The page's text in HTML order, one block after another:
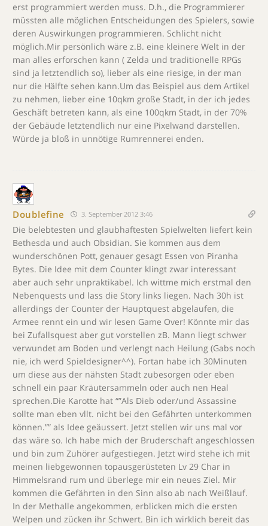
erst programmiert werden muss. D.h., die Programmierer
müssten alle möglichen Entscheidungen des Spielers, sowie
deren Auswirkungen programmieren. Schlicht nicht
möglich.Mir persönlich wäre z.B. eine kleinere Welt in der
man alles erforschen kann ( Zelda und traditionelle RPGs
sind ja letztendlich so), lieber als eine riesige, in der man
nur die Hälfte sehen kann.Um das Beispiel aus dem Artikel
zu nehmen, lieber eine 10qkm große Stadt, in der ich jedes
Geschäft betreten kann, als eine 100qkm Stadt, in der 70%
der Gebäude letztendlich nur eine Pixelwand darstellen.
Würde ja bloß in unnötige Rumrennerei enden.
Doublefine 3. September 2012 3:46
Die belebtesten und glaubhaftesten Spielwelten liefert kein
Bethesda und auch Obsidian. Sie kommen aus dem
wunderschönen Pott, genauer gesagt Essen von Piranha
Bytes. Die Idee mit dem Counter klingt zwar interessant
aber auch sehr unpraktikabel. Ich wittme mich erstmal den
Nebenquests und lass die Story links liegen. Nach 30h ist
allerdings der Counter der Hauptquest abgelaufen, die
Armee rennt ein und wir lesen Game Over! Könnte mir das
bei Zufallsquest aber gut vorstellen zB. Mann liegt schwer
verwundet am Boden und verlengt nach Heilung (Gabs noch
nie, ich werd Spieldesigner^^). Fortan habe ich 30Minuten
um diese aus der nähsten Stadt zubesorgen oder eben
schnell ein paar Kräutersammeln oder auch nen Heal
sprechen.Die Karotte hat “”Als Dieb oder/und Assassine
sollte man eben vllt. nicht bei den Gefährten unterkommen
können.”” als Idee geäussert. Jetzt stellen wir uns mal vor
das wäre so. Ich habe mich der Bruderschaft angeschlossen
und bin zum Zuhörer aufgestiegen. Jetzt wird stehe ich mit
meinen liebgewonnen topausgerüsteten Lv 29 Char in
Himmelsrand rum und überlege mir ein neues Ziel. Mir
kommen die Gefährten in den Sinn also ab nach Weißlauf.
In der Methalle angekommen, erblicken mich die ersten
Welpen und zücken ihr Schwert. Bin ich wirklich bereit das